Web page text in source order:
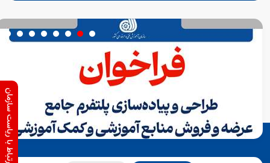
ارتباط با ریاست سازمان